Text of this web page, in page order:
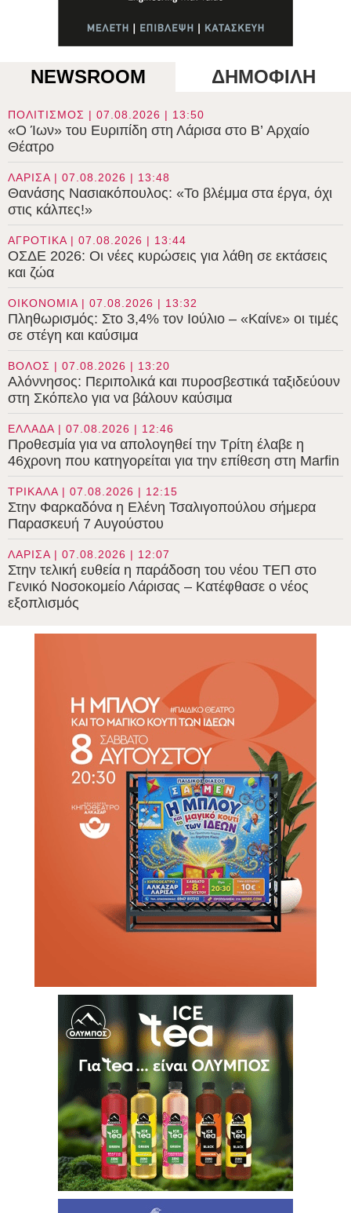
NEWSROOM ΔΗΜΟΦΙΛΗ
ΠΟΛΙΤΙΣΜΟΣ | 07.08.2026 | 13:50
«Ο Ίων» του Ευριπίδη στη Λάρισα στο B’ Αρχαίο
Θέατρο
ΛΑΡΙΣΑ | 07.08.2026 | 13:48
Θανάσης Νασιακόπουλος: «Το βλέμμα στα έργα, όχι
στις κάλπες!»
ΑΓΡΟΤΙΚΑ | 07.08.2026 | 13:44
ΟΣΔΕ 2026: Οι νέες κυρώσεις για λάθη σε εκτάσεις
και ζώα
ΟΙΚΟΝΟΜΙΑ | 07.08.2026 | 13:32
Πληθωρισμός: Στο 3,4% τον Ιούλιο – «Καίνε» οι τιμές
σε στέγη και καύσιμα
ΒΟΛΟΣ | 07.08.2026 | 13:20
Αλόννησος: Περιπολικά και πυροσβεστικά ταξιδεύουν
στη Σκόπελο για να βάλουν καύσιμα
ΕΛΛΑΔΑ | 07.08.2026 | 12:46
Προθεσμία για να απολογηθεί την Τρίτη έλαβε η
46χρονη που κατηγορείται για την επίθεση στη Marfin
ΤΡΙΚΑΛΑ | 07.08.2026 | 12:15
Στην Φαρκαδόνα η Ελένη Τσαλιγοπούλου σήμερα
Παρασκευή 7 Αυγούστου
ΛΑΡΙΣΑ | 07.08.2026 | 12:07
Στην τελική ευθεία η παράδοση του νέου ΤΕΠ στο
Γενικό Νοσοκομείο Λάρισας – Κατέφθασε ο νέος
εξοπλισμός